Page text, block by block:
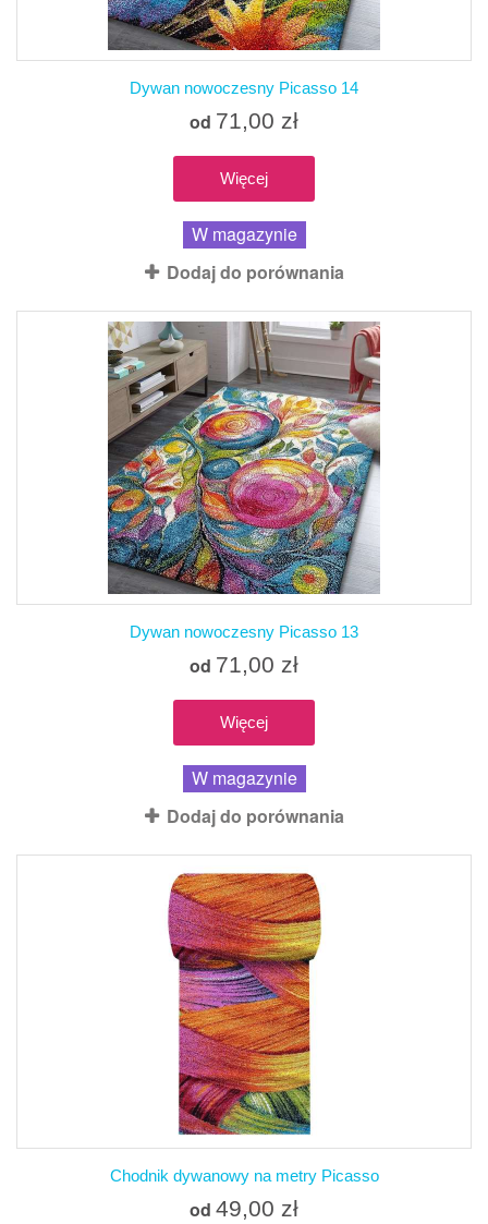
Dywan nowoczesny Picasso 14
od 71,00 zł
Więcej
W magazynie
Dodaj do porównania
Dywan nowoczesny Picasso 13
od 71,00 zł
Więcej
W magazynie
Dodaj do porównania
Chodnik dywanowy na metry Picasso
od 49,00 zł